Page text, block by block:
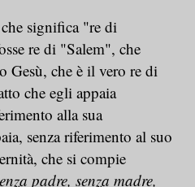
significa "re di
re di "Salem", che
Gesù, che è il vero re di
che egli appaia
alla sua
senza riferimento al suo
che si compie
padre, senza madre,